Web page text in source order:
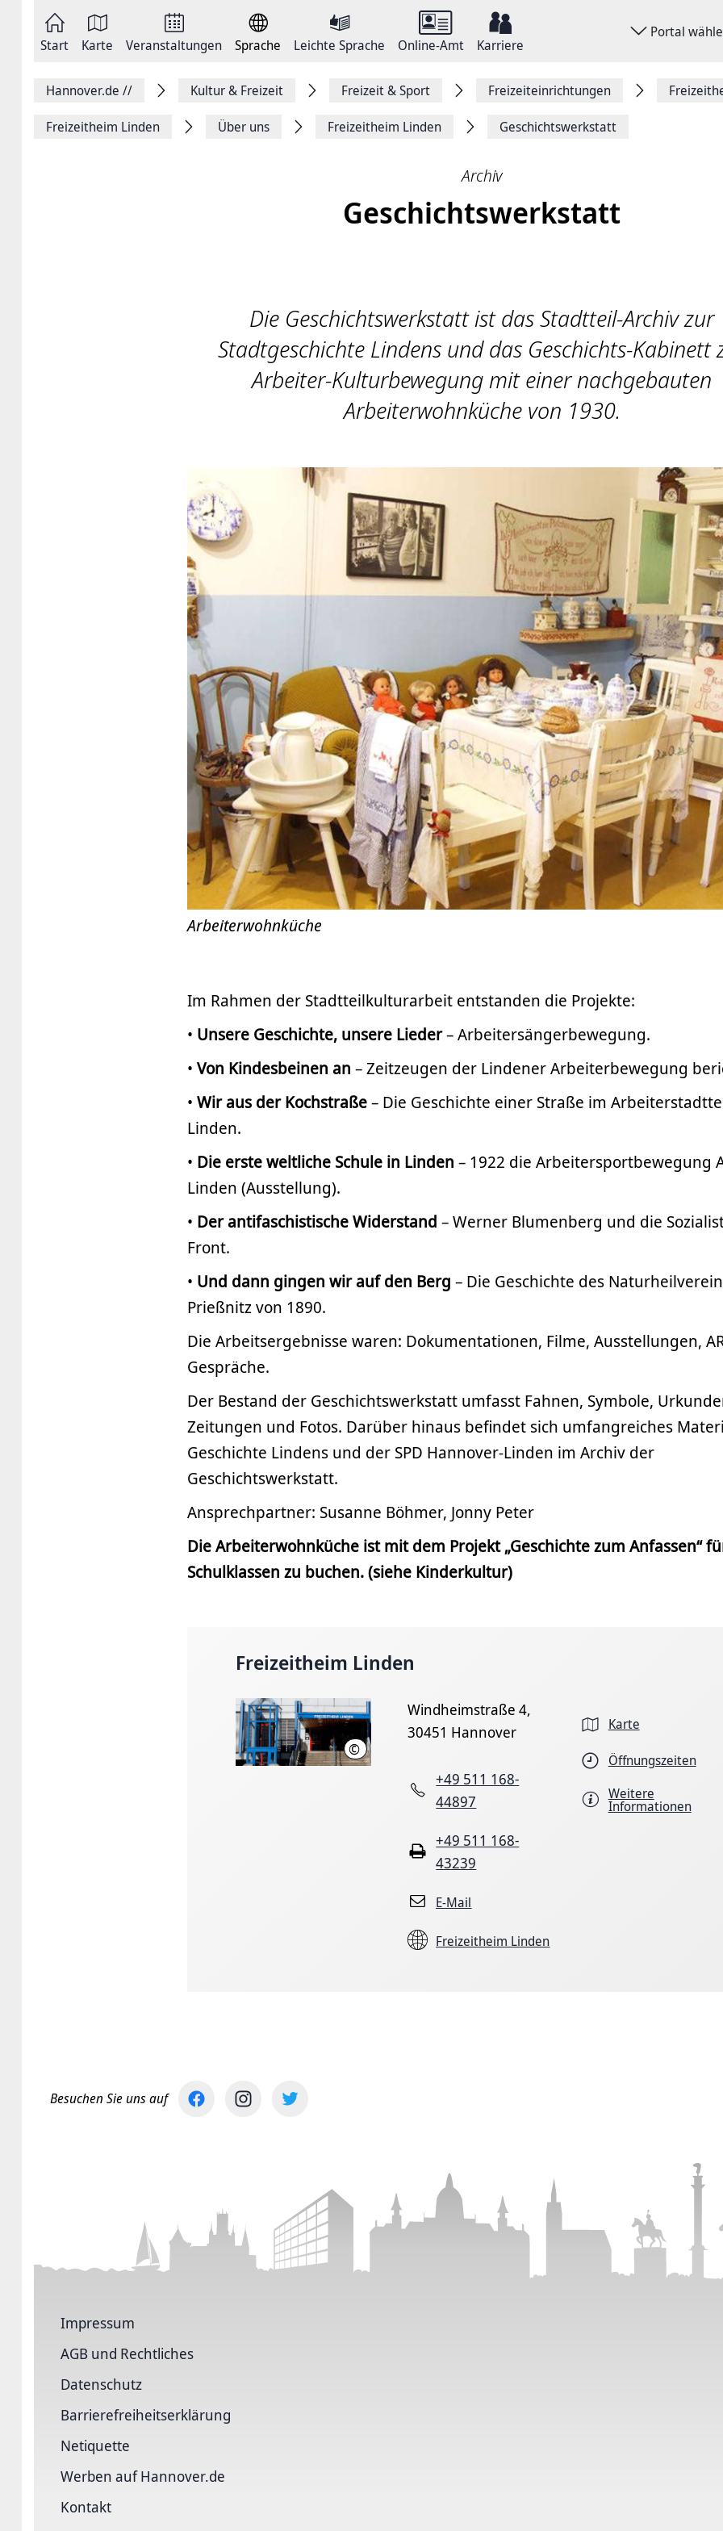
springen
Start Karte Veranstaltungen Sprache Leichte Sprache Online-Amt Karriere
Portal
FacebookHannover.de // Kultur & Freizeit Freizeit & Sport Freizeiteinrichtungen
Freizeitheim Linden Über uns Freizeitheim Linden Geschichtswerkstatt
Archiv
Geschichtswerkstatt
Die Geschichtswerkstatt ist das Stadtteil-Archiv zur
Stadtgeschichte Lindens und das Geschichts-Kabinett
Arbeiter-Kulturbewegung mit einer nachgebauten
Arbeiterwohnküche von 1930.
Arbeiterwohnküche
Im Rahmen der Stadtteilkulturarbeit entstanden die Projekte:
• Unsere Geschichte, unsere Lieder– Arbeitersängerbewegung.
• Von Kindesbeinen an – Zeitzeugen der Lindener Arbeiterbewegung
• Wir aus der Kochstraße– Die Geschichte einer Straße im
Linden.
• Die erste weltliche Schule in Linden – 1922 die Arbeitersportbewegung
Linden (Ausstellung).
• Der antifaschistische Widerstand – Werner Blumenberg und die
Front.
• Und dann gingen wir auf den Berg – Die Geschichte des
Prießnitz von 1890.
Die Arbeitsergebnisse waren: Dokumentationen, Filme, Ausstellungen,
Gespräche.
Der Bestand der Geschichtswerkstatt umfasst Fahnen, Symbole,
Zeitungen und Fotos. Darüber hinaus befindet sich umfangreiches
Geschichte Lindens und der SPD Hannover-Linden im Archiv der
Geschichtswerkstatt.
Ansprechpartner: Susanne Böhmer, Jonny Peter
Die Arbeiterwohnküche ist mit dem Projekt „Geschichte zum Anfassen“
Schulklassen zu buchen. (siehe Kinderkultur)
Freizeitheim Linden
© Illona Hottmann
Windheimstraße 4,
30451 Hannover
+49 511 168-
44897
+49 511 168-
43239
E-Mail
Freizeitheim Linden
Karte
Öffnungszeiten
Weitere
Informationen
Besuchen Sie uns auf
Impressum
AGB und Rechtliches
Datenschutz
Barriere­freiheits­erklärung
Netiquette
Werben auf Hannover.de
Kontakt